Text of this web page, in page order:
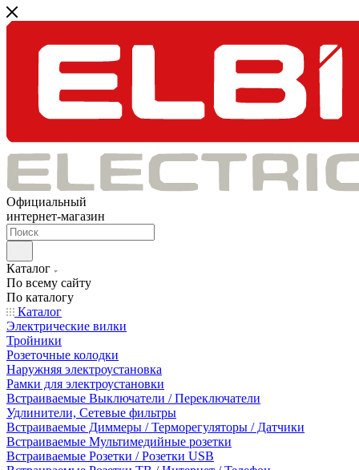
Официальный
интернет-магазин
Каталог
По всему сайту
По каталогу
Каталог
Электрические вилки
Тройники
Розеточные колодки
Наружняя электроустановка
Рамки для электроустановки
Встраиваемые Выключатели / Переключатели
Удлинители, Сетевые фильтры
Встраиваемые Диммеры / Терморегуляторы / Датчики
Встраиваемые Мультимедийные розетки
Встраиваемые Розетки / Розетки USB